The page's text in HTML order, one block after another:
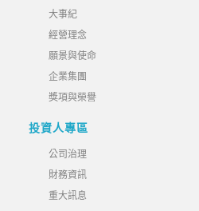
大事紀
經營理念
願景與使命
企業集團
獎項與榮譽
投資人專區
公司治理
財務資訊
重大訊息